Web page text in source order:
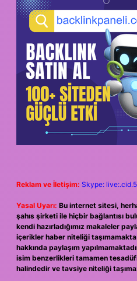
Reklam ve İletişim: Skype:
Yasal Uyarı: Bu internet sitesi,
şahıs şirketi ile hiçbir bağlantısı
kendi hazırladığımız makaleler
içerikler haber niteliği
hakkında paylaşım
isim benzerlikleri tamamen
halindedir ve tavsiye niteliği